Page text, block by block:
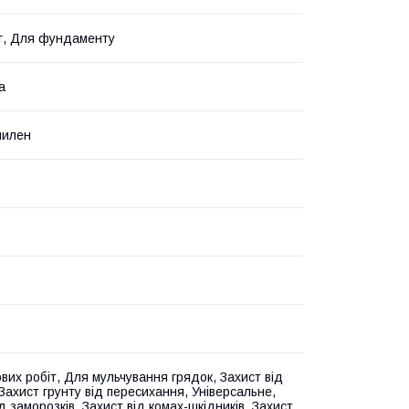
Для фундаменту
робіт, Для мульчування грядок, Захист від
грунту від пересихання, Універсальне,